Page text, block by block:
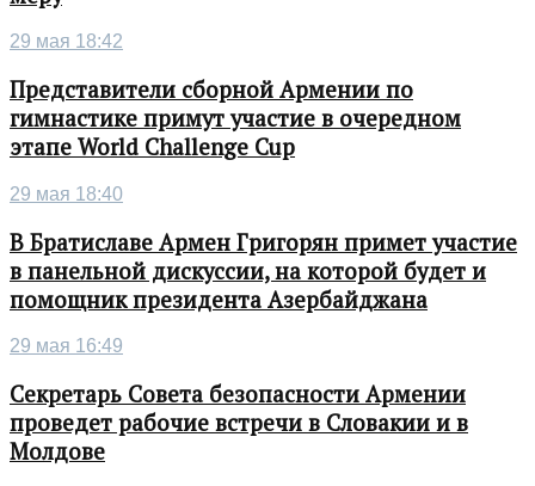
29 мая 18:42
Представители сборной Армении по
гимнастике примут участие в очередном
этапе World Challenge Cup
29 мая 18:40
В Братиславе Армен Григорян примет участие
в панельной дискуссии, на которой будет и
помощник президента Азербайджана
29 мая 16:49
Секретарь Совета безопасности Армении
проведет рабочие встречи в Словакии и в
Молдове